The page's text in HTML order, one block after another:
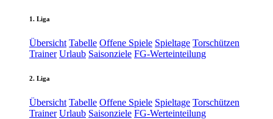
1. Liga
Übersicht Tabelle Offene Spiele Spieltage Torschützen
Trainer Urlaub Saisonziele FG-Werteinteilung
2. Liga
Übersicht Tabelle Offene Spiele Spieltage Torschützen
Trainer Urlaub Saisonziele FG-Werteinteilung